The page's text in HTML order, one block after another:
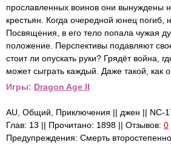
прославленных воинов они вынуждены
крестьян. Когда очередной юнец погиб,
Посвящения, в его тело попала чужая
положение. Перспективы подавляют
стоит ли опускать руки? Грядёт война,
может сыграть каждый. Даже такой, как
Игры: Dragon Age II
AU, Общий, Приключения || джен || NC-
Глав: 13 || Прочитано: 1898 || Отзывов: 0
Предупреждения: Смерть